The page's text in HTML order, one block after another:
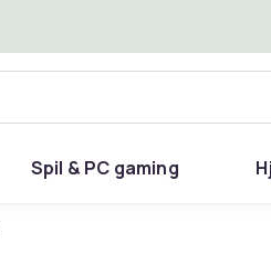
Spil & PC gaming